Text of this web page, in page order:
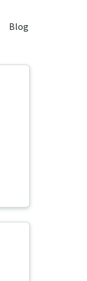
Blog